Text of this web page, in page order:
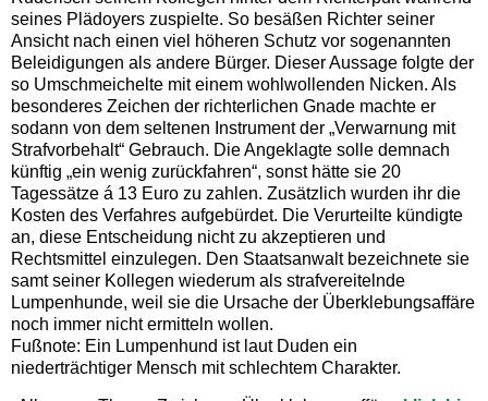
seines Plädoyers zuspielte. So besäßen Richter seiner
Ansicht nach einen viel höheren Schutz vor sogenannten
Beleidigungen als andere Bürger. Dieser Aussage folgte der
so Umschmeichelte mit einem wohlwollenden Nicken. Als
besonderes Zeichen der richterlichen Gnade machte er
sodann von dem seltenen Instrument der „Verwarnung mit
Strafvorbehalt“ Gebrauch. Die Angeklagte solle demnach
künftig „ein wenig zurückfahren“, sonst hätte sie 20
Tagessätze á 13 Euro zu zahlen. Zusätzlich wurden ihr die
Kosten des Verfahres aufgebürdet. Die Verurteilte kündigte
an, diese Entscheidung nicht zu akzeptieren und
Rechtsmittel einzulegen. Den Staatsanwalt bezeichnete sie
samt seiner Kollegen wiederum als strafvereitelnde
Lumpenhunde, weil sie die Ursache der Überklebungsaffäre
noch immer nicht ermitteln wollen.
Fußnote: Ein Lumpenhund ist laut Duden ein
niederträchtiger Mensch mit schlechtem Charakter.